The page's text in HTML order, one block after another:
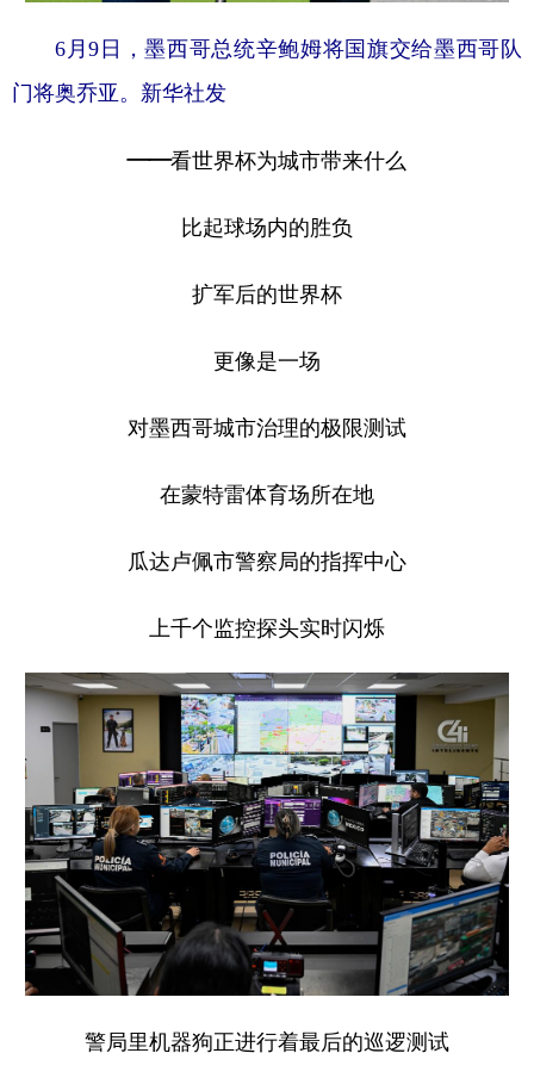
6月9日，墨西哥总统辛鲍姆将国旗交给墨西哥队
门将奥乔亚。新华社发
——看世界杯为城市带来什么
比起球场内的胜负
扩军后的世界杯
更像是一场
对墨西哥城市治理的极限测试
在蒙特雷体育场所在地
瓜达卢佩市警察局的指挥中心
上千个监控探头实时闪烁
警局里机器狗正进行着最后的巡逻测试